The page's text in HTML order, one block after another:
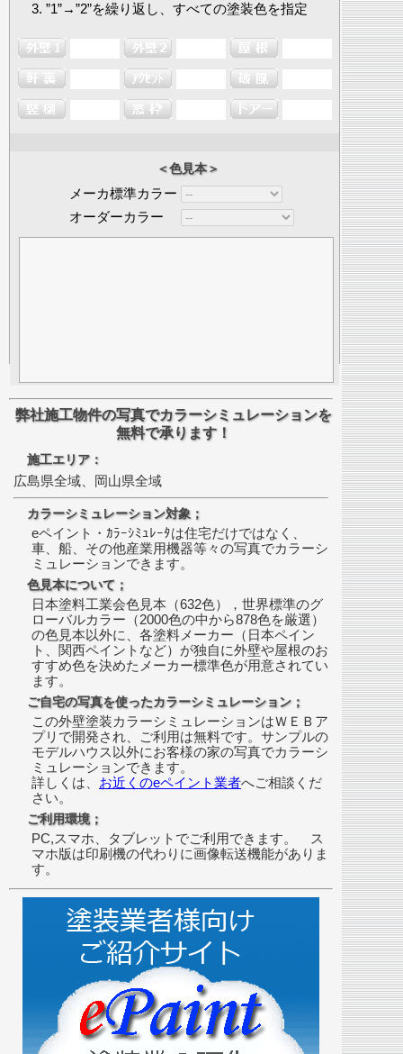
”1”→”2”を繰り返し、すべての塗装色を指定
＜色見本＞
メーカ標準カラー
オーダーカラー
弊社施工物件の写真でカラーシミュレーションを
無料で承ります！
施工エリア：
広島県全域、岡山県全域
カラーシミュレーション対象；
eペイント・ｶﾗｰｼﾐｭﾚｰﾀは住宅だけではなく、
車、船、その他産業用機器等々の写真でカラーシ
ミュレーションできます。
色見本について；
日本塗料工業会色見本（632色），世界標準のグ
ローバルカラー（2000色の中から878色を厳選）
の色見本以外に、各塗料メーカー（日本ペイン
ト、関西ペイントなど）が独自に外壁や屋根のお
すすめ色を決めたメーカー標準色が用意されてい
ます。
ご自宅の写真を使ったカラーシミュレーション；
この外壁塗装カラーシミュレーションはＷＥＢア
プリで開発され、ご利用は無料です。サンプルの
モデルハウス以外にお客様の家の写真でカラーシ
ミュレーションできます。
詳しくは、 お近くのeペイント業者へご相談くだ
さい。
ご利用環境；
PC,スマホ、タブレットでご利用できます。 ス
マホ版は印刷機の代わりに画像転送機能がありま
す。